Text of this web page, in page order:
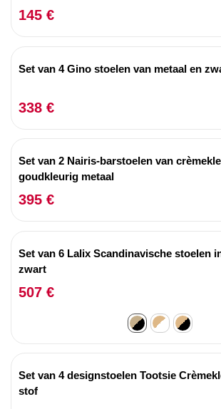
145 €
Set van 4 Gino stoelen van metaal en
338 €
Set van 2 Nairis-barstoelen van
goudkleurig metaal
395 €
Set van 6 Lalix Scandinavische stoelen
zwart
507 €
Set van 4 designstoelen Tootsie
stof